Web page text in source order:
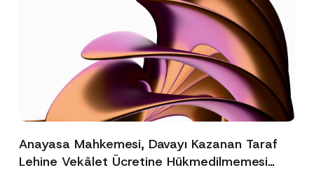
Anayasa Mahkemesi, Davayı Kazanan Taraf
Lehine Vekâlet Ücretine Hükmedilmemesi